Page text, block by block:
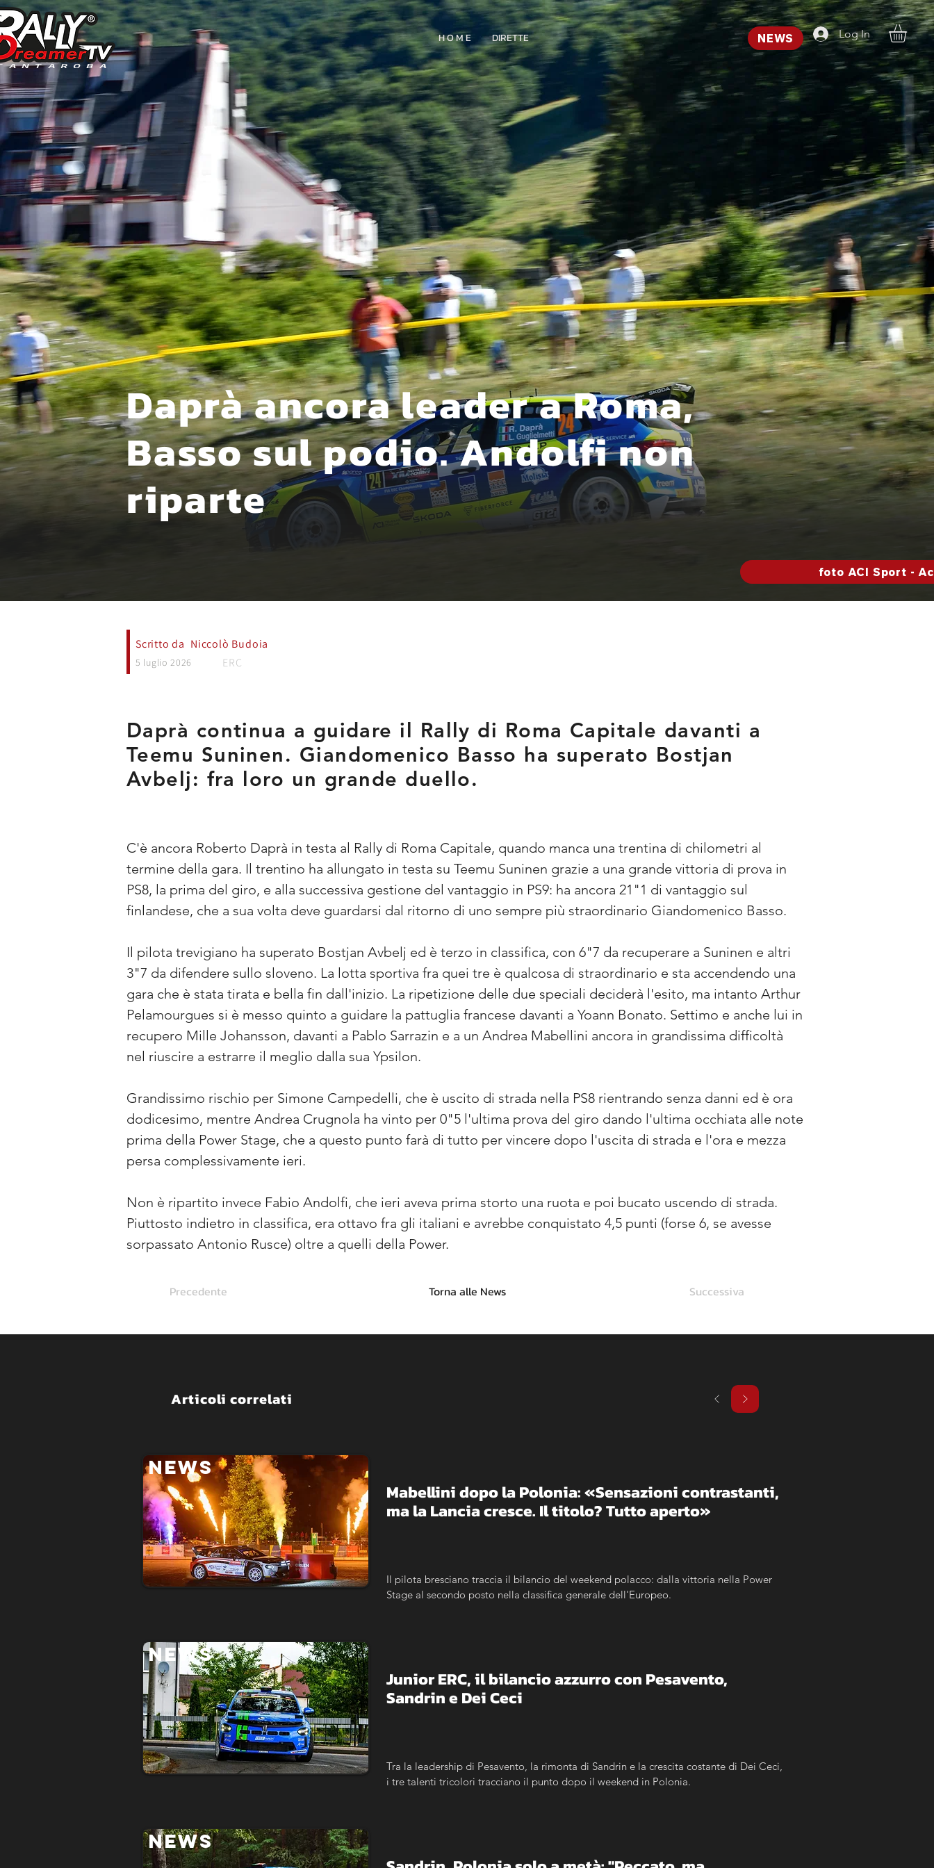
Log In
H O M E DIRETTE NEWS
Scritto da Niccolò Budoia
5 luglio 2026 ERC
Daprà continua a guidare il Rally di Roma Capitale davanti a
Teemu Suninen. Giandomenico Basso ha superato Bostjan
Avbelj: fra loro un grande duello.
C'è ancora Roberto Daprà in testa al Rally di Roma Capitale, quando manca una trentina di chilometri al
termine della gara. Il trentino ha allungato in testa su Teemu Suninen grazie a una grande vittoria di prova in
PS8, la prima del giro, e alla successiva gestione del vantaggio in PS9: ha ancora 21"1 di vantaggio sul
finlandese, che a sua volta deve guardarsi dal ritorno di uno sempre più straordinario Giandomenico Basso.
Il pilota trevigiano ha superato Bostjan Avbelj ed è terzo in classifica, con 6"7 da recuperare a Suninen e altri
3"7 da difendere sullo sloveno. La lotta sportiva fra quei tre è qualcosa di straordinario e sta accendendo una
gara che è stata tirata e bella fin dall'inizio. La ripetizione delle due speciali deciderà l'esito, ma intanto Arthur
Pelamourgues si è messo quinto a guidare la pattuglia francese davanti a Yoann Bonato. Settimo e anche lui in
recupero Mille Johansson, davanti a Pablo Sarrazin e a un Andrea Mabellini ancora in grandissima difficoltà
nel riuscire a estrarre il meglio dalla sua Ypsilon.
Grandissimo rischio per Simone Campedelli, che è uscito di strada nella PS8 rientrando senza danni ed è ora
dodicesimo, mentre Andrea Crugnola ha vinto per 0"5 l'ultima prova del giro dando l'ultima occhiata alle note
prima della Power Stage, che a questo punto farà di tutto per vincere dopo l'uscita di strada e l'ora e mezza
persa complessivamente ieri.
Non è ripartito invece Fabio Andolfi, che ieri aveva prima storto una ruota e poi bucato uscendo di strada.
Piuttosto indietro in classifica, era ottavo fra gli italiani e avrebbe conquistato 4,5 punti (forse 6, se avesse
sorpassato Antonio Rusce) oltre a quelli della Power.
Daprà ancora leader a Roma,
Basso sul podio. Andolfi non
riparte
foto ACI Sport -
Precedente Torna alle News Successiva
Articoli correlati
NEWS
Mabellini dopo la Polonia: «Sensazioni contrastanti,
ma la Lancia cresce. Il titolo? Tutto aperto»
Il pilota bresciano traccia il bilancio del weekend polacco: dalla vittoria nella Power
Stage al secondo posto nella classifica generale dell'Europeo.
NEWS
Junior ERC, il bilancio azzurro con Pesavento,
Sandrin e Dei Ceci
Tra la leadership di Pesavento, la rimonta di Sandrin e la crescita costante di Dei Ceci,
i tre talenti tricolori tracciano il punto dopo il weekend in Polonia.
NEWS